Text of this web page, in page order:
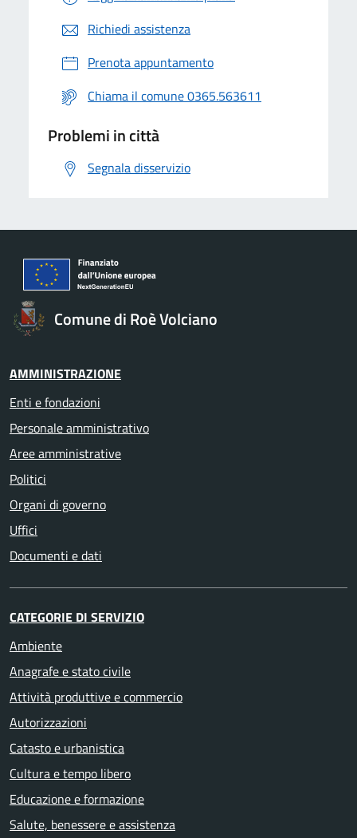
Richiedi assistenza
Prenota appuntamento
Chiama il comune 0365.563611
Problemi in città
Segnala disservizio
Comune di Roè Volciano
AMMINISTRAZIONE
Enti e fondazioni
Personale amministrativo
Aree amministrative
Politici
Organi di governo
Uffici
Documenti e dati
CATEGORIE DI SERVIZIO
Ambiente
Anagrafe e stato civile
Attività produttive e commercio
Autorizzazioni
Catasto e urbanistica
Cultura e tempo libero
Educazione e formazione
Salute, benessere e assistenza